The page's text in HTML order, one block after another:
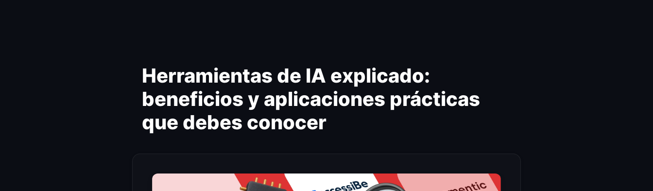
Herramientas de IA explicado:
beneficios y aplicaciones prácticas
que debes conocer